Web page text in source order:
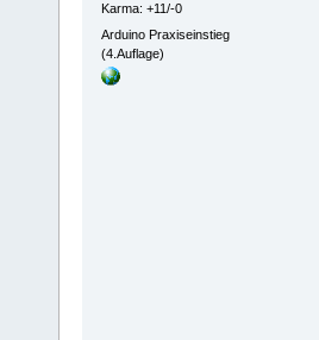
Karma: +11/-0
Arduino Praxiseinstieg
(4.Auflage)